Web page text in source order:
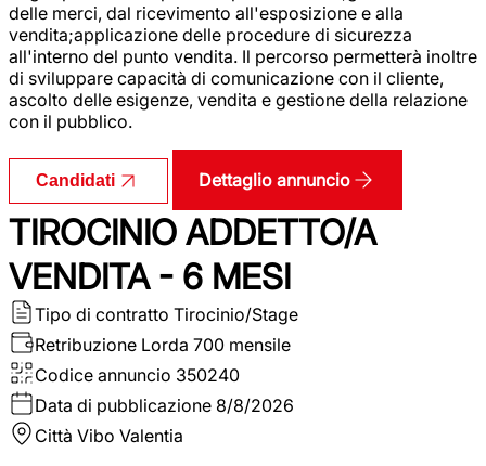
delle merci, dal ricevimento all'esposizione e alla
vendita;applicazione delle procedure di sicurezza
all'interno del punto vendita. Il percorso permetterà inoltre
di sviluppare capacità di comunicazione con il cliente,
ascolto delle esigenze, vendita e gestione della relazione
con il pubblico.
Candidati Dettaglio annuncio
TIROCINIO ADDETTO/A
VENDITA - 6 MESI
Tipo di contratto Tirocinio/Stage
Retribuzione Lorda 700 mensile
Codice annuncio 350240
Data di pubblicazione 8/8/2026
Città Vibo Valentia